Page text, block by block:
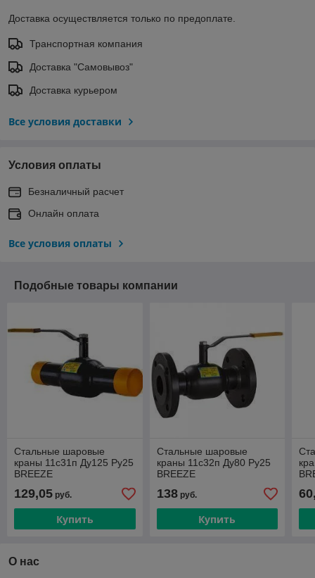
Доставка осуществляется только по предоплате.
Транспортная компания
Доставка "Самовывоз"
Доставка курьером
Все условия доставки
Условия оплаты
Безналичный расчет
Онлайн оплата
Все условия оплаты
Подобные товары компании
Стальные шаровые
краны 11с31п Ду125 Ру25
BREEZE
129,05 руб.
Купить
Стальные шаровые
краны 11с32п Ду80 Ру25
BREEZE
138руб.
Купить
О нас